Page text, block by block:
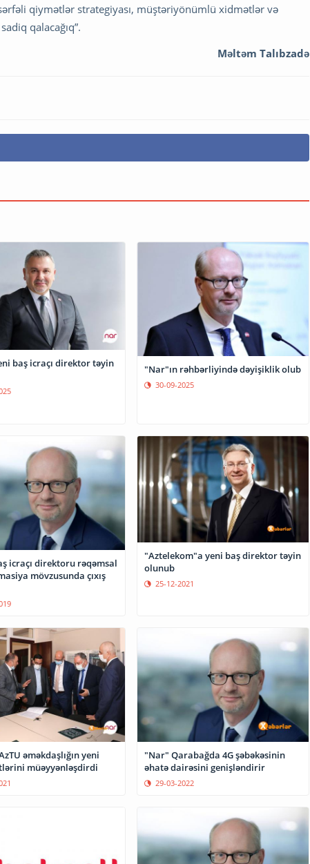
qiymətlər strategiyası, müştəriyönümlü xidmətlər və
qalacağıq”.
Məltəm Talıbzadə
baş icraçı direktor təyin
"Nar"ın rəhbərliyində dəyişiklik olub
30-09-2025
icraçı direktoru rəqəmsal
mövzusunda çıxış
"Aztelekom"a yeni baş direktor təyin
olunub
25-12-2021
əməkdaşlığın yeni
istiqamətlərini müəyyənləşdirdi
"Nar" Qarabağda 4G şəbəkəsinin
əhatə dairəsini genişləndirir
29-03-2022